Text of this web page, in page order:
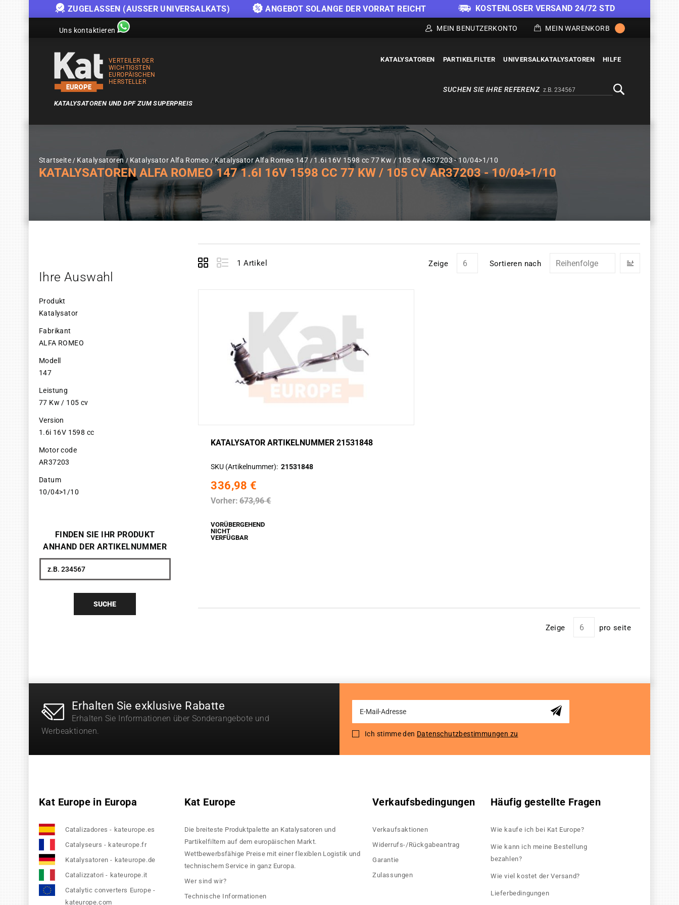
ZUGELASSEN (AUSSER UNIVERSALKATS) ANGEBOT SOLANGE DER VORRAT REICHT KOSTENLOSER VERSAND 24/72 STD
Uns kontaktieren MEIN BENUTZERKONTO MEIN WARENKORB
VERTEILER DER
WICHTIGSTEN
EUROPÄISCHEN
HERSTELLER
KATALYSATOREN UND DPF ZUM SUPERPREIS
KATALYSATOREN PARTIKELFILTER UNIVERSALKATALYSATOREN HILFE
Alternativa a Doofinder
SUCHEN SIE IHRE REFERENZ
Startseite Katalysatoren Katalysator Alfa Romeo Katalysator Alfa Romeo 147 1.6i 16V 1598 cc 77 Kw / 105 cv AR37203 - 10/04>1/10
KATALYSATOREN ALFA ROMEO 147 1.6I 16V 1598 CC 77 KW / 105 CV AR37203 - 10/04>1/10
View
Grid Einstellen
1 Artikel Zeige Sortieren nach
KATALYSATOR ARTIKELNUMMER 21531848
SKU (Artikelnummer) 21531848
336,98 €
Vorher: 673,96 €
VORÜBERGEHEND
NICHT
VERFÜGBAR
Zeige pro seite
Ihre Auswahl
Produkt
Katalysator
Fabrikant
ALFA ROMEO
Modell
147
Leistung
77 Kw / 105 cv
Version
1.6i 16V 1598 cc
Motor code
AR37203
Datum
10/04>1/10
FINDEN SIE IHR PRODUKT
ANHAND DER ARTIKELNUMMER
Suche
SUCHE
Erhalten Sie exklusive Rabatte
Erhalten Sie Informationen über Sonderangebote und
Werbeaktionen.
for
Newsletter:
Ich stimme den Datenschutzbestimmungen zu
Kat Europe in Europa
Catalizadores - kateurope.es
Catalyseurs - kateurope.fr
Katalysatoren - kateurope.de
Catalizzatori - kateurope.it
Catalytic converters Europe -
kateurope.com
Kat Europe
Die breiteste Produktpalette an Katalysatoren und
Partikelfiltern auf dem europäischen Markt.
Wettbewerbsfähige Preise mit einer flexiblen Logistik und
technischem Service in ganz Europa.
Wer sind wir?
Technische Informationen
Verkaufsbedingungen
Verkaufsaktionen
Widerrufs-/Rückgabeantrag
Garantie
Zulassungen
Häufig gestellte Fragen
Wie kaufe ich bei Kat Europe?
Wie kann ich meine Bestellung
bezahlen?
Wie viel kostet der Versand?
Lieferbedingungen